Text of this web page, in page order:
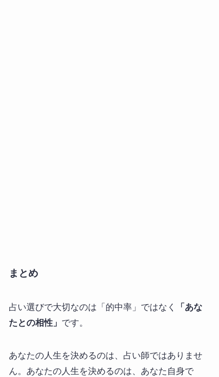
まとめ
占い選びで大切なのは「的中率」ではなく
「あな
たとの相性」 です。
あなたの人生を決めるのは、占い師ではありませ
ん。あなたの人生を決めるのは、あなた自身で